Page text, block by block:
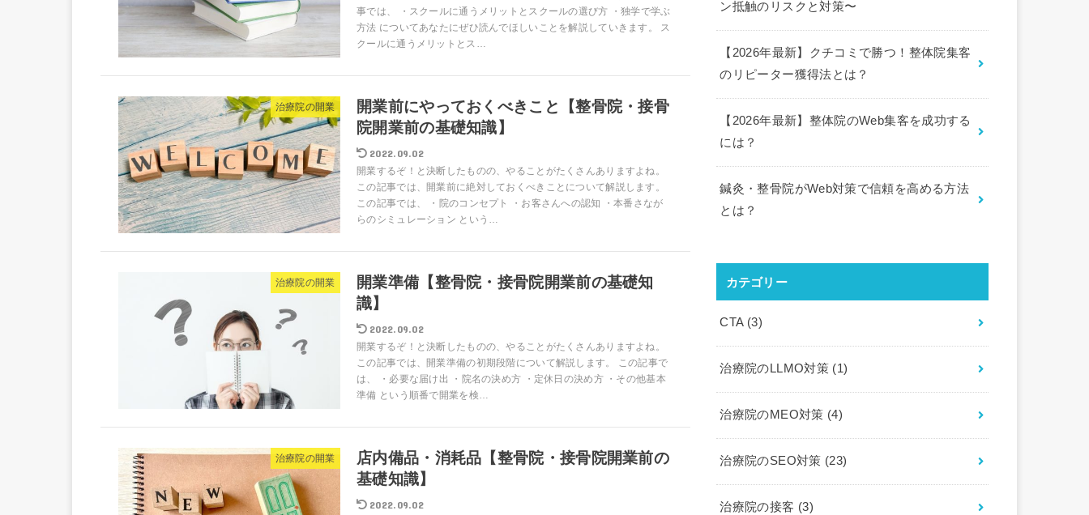
事では、 ・スクールに通うメリットとスクールの選び方 ・独学で学ぶ
方法 についてあなたにぜひ読んでほしいことを解説していきます。 ス
クールに通うメリットとス…
治療院の開業
開業前にやっておくべきこと​​【整骨院・接骨
院開業前の基礎知識】
2022.09.02
開業するぞ！と決断したものの、やることがたくさんありますよね。
この記事では、開業前に絶対しておくべきことについて解説します。
この記事では、 ・院のコンセプト ・お客さんへの認知 ・本番さなが
らのシミュレーション という…
治療院の開業
開業準備【整骨院・接骨院開業前の基礎知
識】
2022.09.02
開業するぞ！と決断したものの、やることがたくさんありますよね。
この記事では、開業準備の初期段階について解説します。 この記事で
は、 ・必要な届け出 ・院名の決め方 ・定休日の決め方 ・その他基本
準備 という順番で開業を検…
治療院の開業
店内備品・消耗品【整骨院・接骨院開業前の
基礎知識】
2022.09.02
ン抵触のリスクと対策〜
【2026年最新】クチコミで勝つ！整体院集客
のリピーター獲得法とは？
【2026年最新】整体院のWeb集客を成功する
には？
鍼灸・整骨院がWeb対策で信頼を高める方法
とは？
カテゴリー
CTA (3)
治療院のLLMO対策 (1)
治療院のMEO対策 (4)
治療院のSEO対策 (23)
治療院の接客 (3)